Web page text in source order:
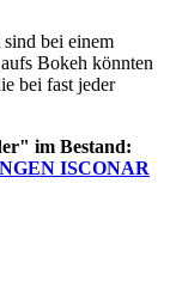
bei einem
Bokeh könnten
bei fast jeder
im Bestand:
ISCONAR